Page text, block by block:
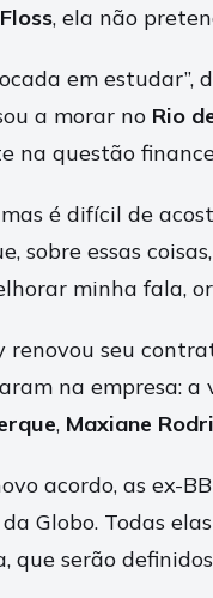
, ela não
em estudar”,
a morar no Rio
na questão
mas é difícil de
sobre essas
minha fala,
renovou seu
na empresa: a
, Maxiane
acordo, as ex-
Globo. Todas
que serão